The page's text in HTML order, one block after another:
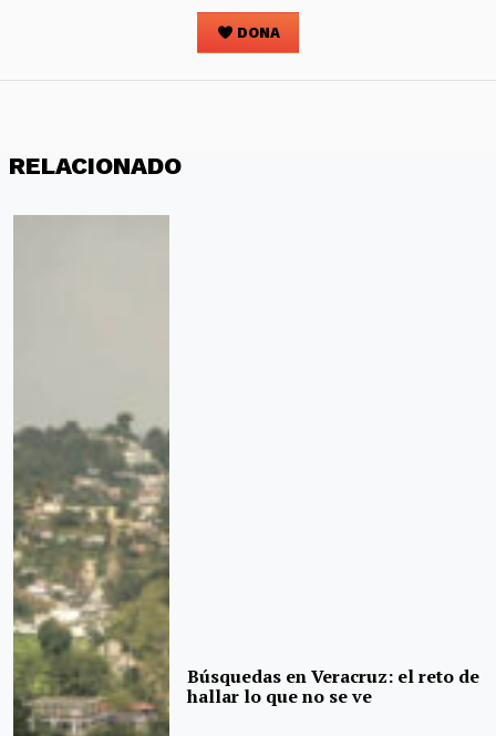
DONA
RELACIONADO
Búsquedas en Veracruz: el reto de
hallar lo que no se ve